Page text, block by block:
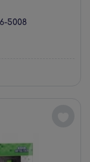
5008